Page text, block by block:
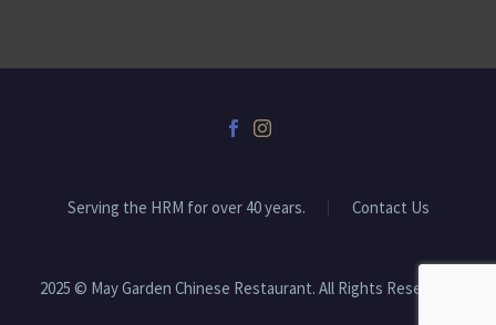
Serving the HRM for over 40 years. Contact Us
2025 © May Garden Chinese Restaurant. All Rights Reserved.